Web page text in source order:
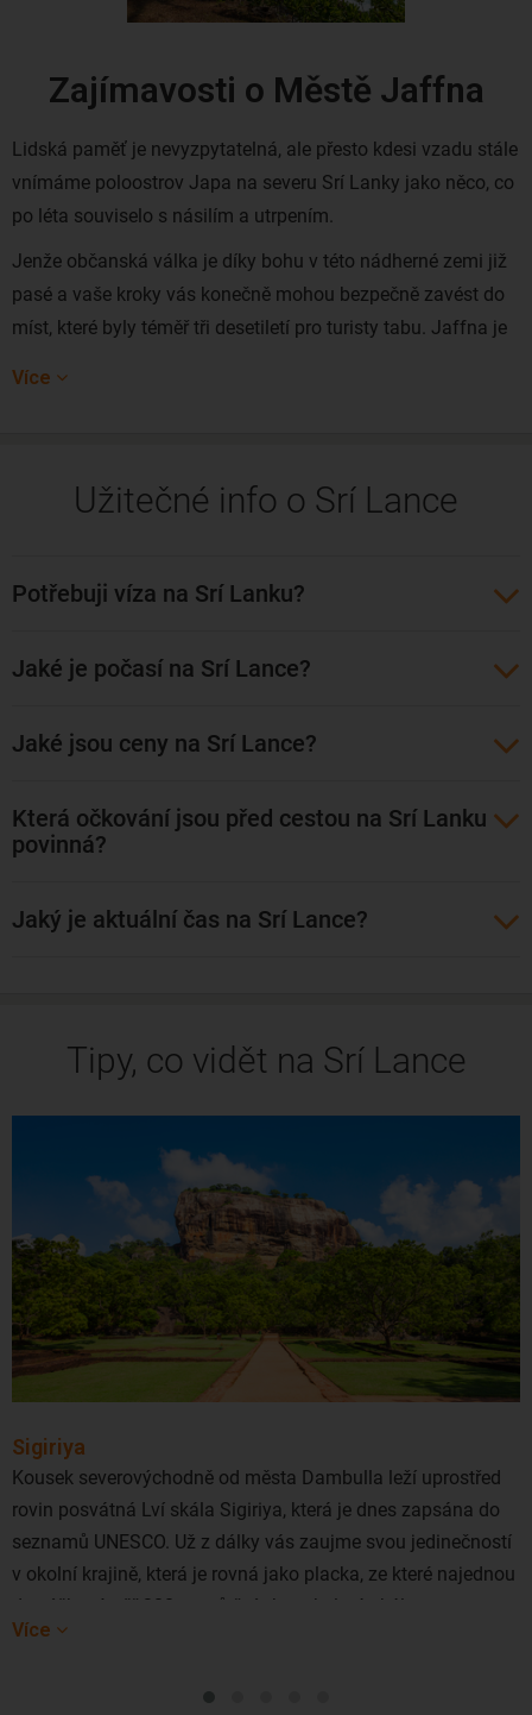
Zajímavosti o Městě Jaffna
Lidská paměť je nevyzpytatelná, ale přesto kdesi vzadu stále
vnímáme poloostrov Japa na severu Srí Lanky jako něco, co
po léta souviselo s násilím a utrpením.
Jenže občanská válka je díky bohu v této nádherné zemi již
pasé a vaše kroky vás konečně mohou bezpečně zavést do
míst, které byly téměř tři desetiletí pro turisty tabu. Jaffna je
Kovil, jehož interiér vás uchvátí. Asi největší devizou města
generace vlastně téměř neměla šanci se s turisty setkat, jsou
jejich znalost angličtiny je často nečekaná.
Více
Užitečné info o Srí Lance
Potřebuji víza na Srí Lanku?
Jaké je počasí na Srí Lance?
Jaké jsou ceny na Srí Lance?
Která očkování jsou před cestou na Srí Lanku
povinná?
Jaký je aktuální čas na Srí Lance?
Tipy, co vidět na Srí Lance
Sigiriya
Kousek severovýchodně od města Dambulla leží uprostřed
rovin posvátná Lví skála Sigiriya, která je dnes zapsána do
seznamů UNESCO. Už z dálky vás zaujme svou jedinečností
v okolní krajině, která je rovná jako placka, ze které najednou
do výšky téměř 200 metrů ční skoro kolmá skála.
Více